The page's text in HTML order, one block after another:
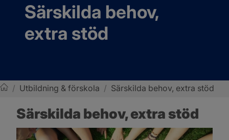
Särskilda behov,
extra stöd
/ Utbildning & förskola / Särskilda behov, extra stöd
Särskilda behov, extra stöd